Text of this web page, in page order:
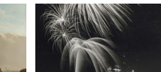
van wapens of uniformen? Het
museum neemt je mee naar
vroeger tijden, toen
timmermannen de zware
onderstellen voor de kanonnen
maakten en kleermakers de